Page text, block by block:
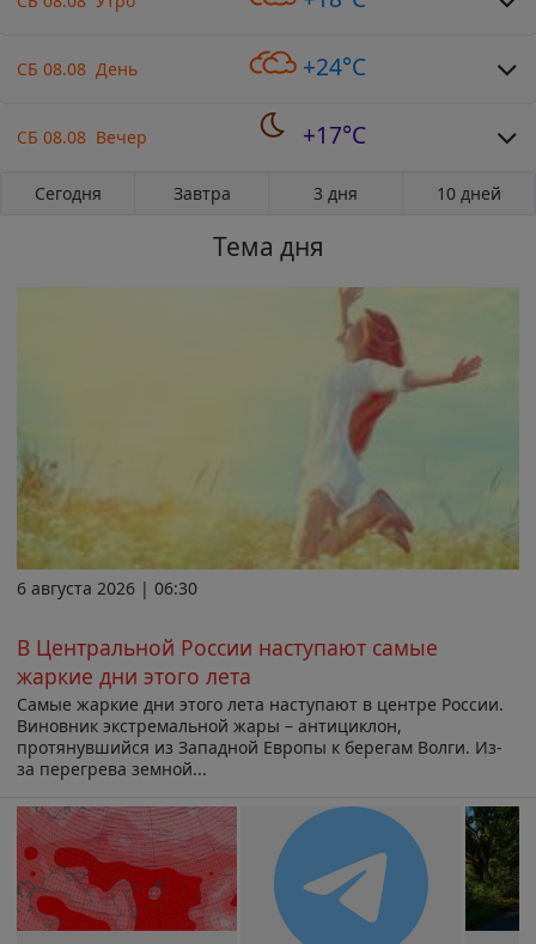
СБ 08.08 День +24°C
СБ 08.08 Вечер +17°C
Сегодня Завтра 3 дня 10 дней
Тема дня
6 августа 2026 | 06:30
В Центральной России наступают самые
жаркие дни этого лета
Самые жаркие дни этого лета наступают в центре России.
Виновник экстремальной жары – антициклон,
протянувшийся из Западной Европы к берегам Волги. Из-
за перегрева земной...